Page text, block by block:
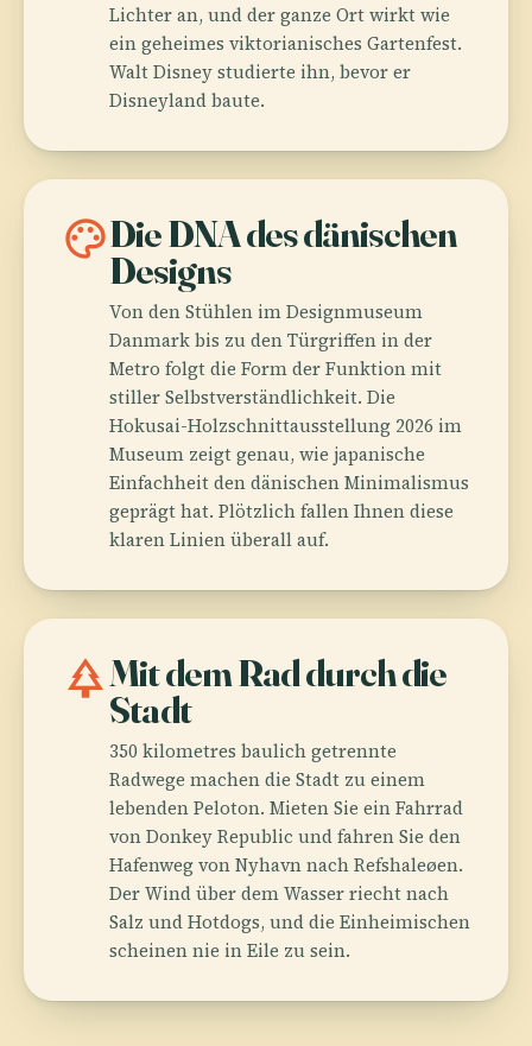
Lichter an, und der ganze Ort wirkt wie
ein geheimes viktorianisches Gartenfest.
Walt Disney studierte ihn, bevor er
Disneyland baute.
paletteDie DNA des dänischen
Designs
Von den Stühlen im Designmuseum
Danmark bis zu den Türgriffen in der
Metro folgt die Form der Funktion mit
stiller Selbstverständlichkeit. Die
Hokusai-Holzschnittausstellung 2026 im
Museum zeigt genau, wie japanische
Einfachheit den dänischen Minimalismus
geprägt hat. Plötzlich fallen Ihnen diese
klaren Linien überall auf.
parkMit dem Rad durch die
Stadt
350 kilometres baulich getrennte
Radwege machen die Stadt zu einem
lebenden Peloton. Mieten Sie ein Fahrrad
von Donkey Republic und fahren Sie den
Hafenweg von Nyhavn nach Refshaleøen.
Der Wind über dem Wasser riecht nach
Salz und Hotdogs, und die Einheimischen
scheinen nie in Eile zu sein.